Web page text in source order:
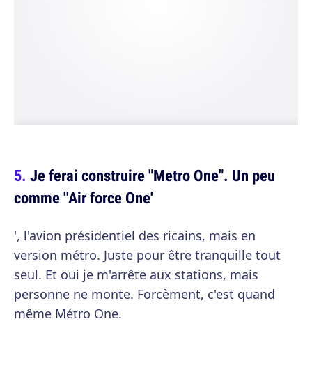
Je ferai construire "Metro One". Un peu
comme ''Air force One'
', l'avion présidentiel des ricains, mais en
version métro. Juste pour être tranquille tout
seul. Et oui je m'arrête aux stations, mais
personne ne monte. Forcèment, c'est quand
même Métro One.